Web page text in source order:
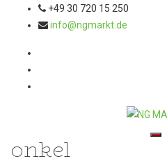
+49 30 720 15 250
info@ngmarkt.de
onkel